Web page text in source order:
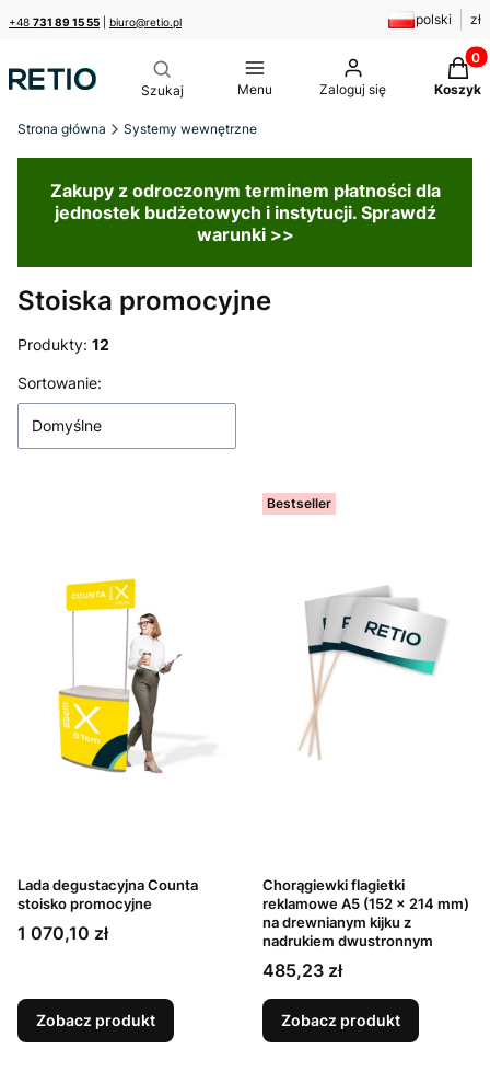
+48 731 89 15 55 biuro@retio.pl polski zł
Menu Zaloguj się Koszyk
Strona główna Systemy wewnętrzne
Zakupy z odroczonym terminem płatności dla
jednostek budżetowych i instytucji. Sprawdź
warunki >>
Stoiska promocyjne
Produkty: 12
Lista produktów
Sortowanie:
Domyślne
Lada degustacyjna Counta
stoisko promocyjne
Cena
1 070,10 zł
Zobacz produkt
Bestseller
Chorągiewki flagietki
reklamowe A5 (152 x 214 mm)
na drewnianym kijku z
nadrukiem dwustronnym
Cena
485,23 zł
Zobacz produkt